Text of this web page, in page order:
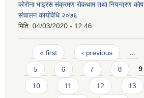
कोरोना भाइरस संक्रमण रोकथाम तथा नियन्त्रण काेष
संचालन कार्यविधि २०७६
मिति: 04/03/2020 - 12:46
Pages
« first ‹ previous …
5 6 7 8 9
10 11 12 13